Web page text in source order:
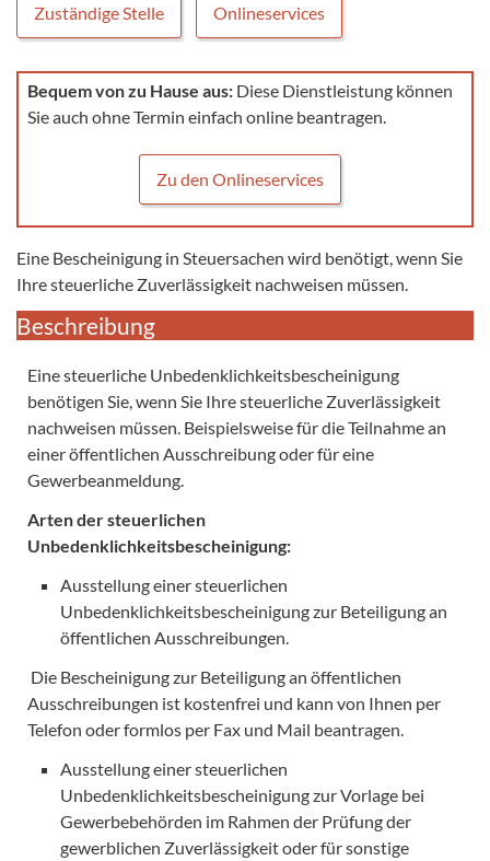
Zuständige Stelle Onlineservices
Bequem von zu Hause aus: Diese Dienstleistung können
Sie auch ohne Termin einfach online beantragen.
Zu den Onlineservices
Eine Bescheinigung in Steuersachen wird benötigt, wenn Sie
Ihre steuerliche Zuverlässigkeit nachweisen müssen.
Beschreibung
Eine steuerliche Unbedenklichkeitsbescheinigung
benötigen Sie, wenn Sie Ihre steuerliche Zuverlässigkeit
nachweisen müssen. Beispielsweise für die Teilnahme an
einer öffentlichen Ausschreibung oder für eine
Gewerbeanmeldung.
Arten der steuerlichen
Unbedenklichkeitsbescheinigung:
Ausstellung einer steuerlichen
Unbedenklichkeitsbescheinigung zur Beteiligung an
öffentlichen Ausschreibungen.
Die Bescheinigung zur Beteiligung an öffentlichen
Ausschreibungen ist kostenfrei und kann von Ihnen per
Telefon oder formlos per Fax und Mail beantragen.
Ausstellung einer steuerlichen
Unbedenklichkeitsbescheinigung zur Vorlage bei
Gewerbebehörden im Rahmen der Prüfung der
gewerblichen Zuverlässigkeit oder für sonstige